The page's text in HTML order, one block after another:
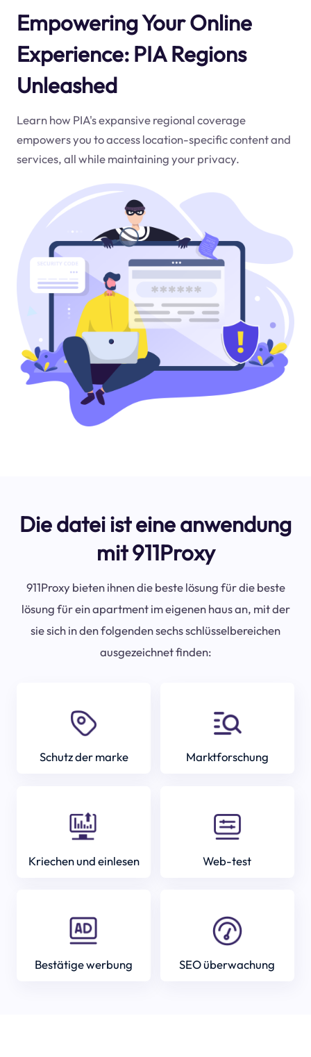
Empowering Your Online
Experience: PIA Regions
Unleashed
Learn how PIA's expansive regional coverage
empowers you to access location-specific content and
services, all while maintaining your privacy.
Die datei ist eine anwendung
mit 911Proxy
911Proxy bieten ihnen die beste lösung für die beste
lösung für ein apartment im eigenen haus an, mit der
sie sich in den folgenden sechs schlüsselbereichen
ausgezeichnet finden:
Schutz der marke Marktforschung
Kriechen und einlesen Web-test
Bestätige werbung SEO überwachung